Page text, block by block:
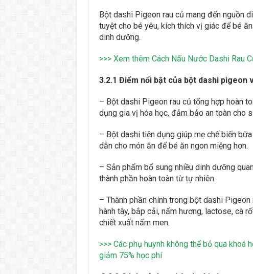
Bột dashi Pigeon rau củ mang đến nguồn
tuyệt cho bé yêu, kích thích vị giác để bé
dinh dưỡng.
>>> Xem thêm Cách Nấu Nước Dashi Rau
3.2.1 Điểm nổi bật của bột dashi pigeon
– Bột dashi Pigeon rau củ tổng hợp hoàn
dụng gia vị hóa học, đảm bảo an toàn cho
– Bột dashi tiện dụng giúp mẹ chế biến
dẫn cho món ăn để bé ăn ngon miệng hơn.
– Sản phẩm bổ sung nhiều dinh dưỡng
thành phần hoàn toàn từ tự nhiên.
– Thành phần chính trong bột dashi
hành tây, bắp cải, nấm hương, lactose, cà
chiết xuất nấm men.
>>> Các phụ huynh không thể bỏ qua
giảm 75% học phí